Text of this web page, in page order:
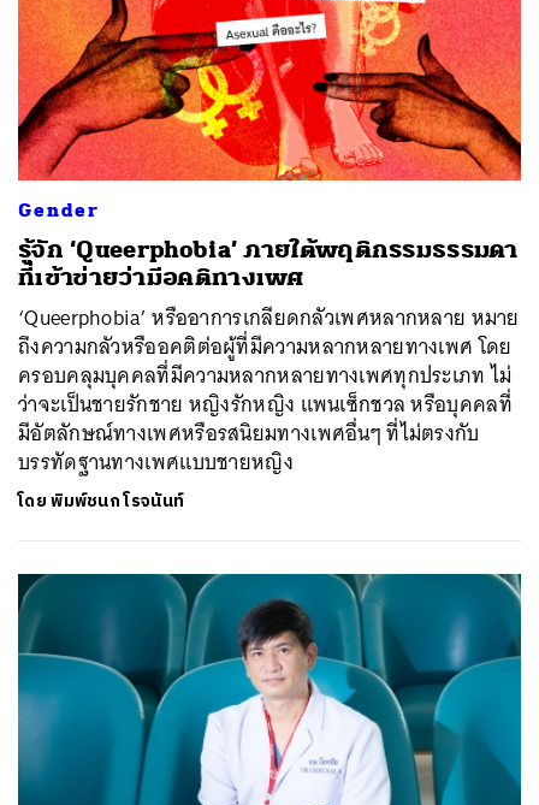
Gender
รู้จัก ‘Queerphobia’ ภายใต้พฤติกรรมธรรมดา
ที่เข้าข่ายว่ามีอคติทางเพศ
‘Queerphobia’ หรืออาการเกลียดกลัวเพศหลากหลาย หมาย
ถึงความกลัวหรืออคติต่อผู้ที่มีความหลากหลายทางเพศ โดย
ครอบคลุมบุคคลที่มีความหลากหลายทางเพศทุกประเภท ไม่
ว่าจะเป็นชายรักชาย หญิงรักหญิง แพนเซ็กชวล หรือบุคคลที่
มีอัตลักษณ์ทางเพศหรือรสนิยมทางเพศอื่นๆ ที่ไม่ตรงกับ
บรรทัดฐานทางเพศแบบชายหญิง
โดยพิมพ์ชนก โรจนันท์